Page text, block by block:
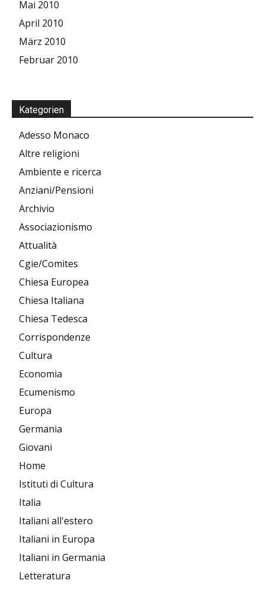
Mai 2010
April 2010
März 2010
Februar 2010
Kategorien
Adesso Monaco
Altre religioni
Ambiente e ricerca
Anziani/Pensioni
Archivio
Associazionismo
Attualità
Cgie/Comites
Chiesa Europea
Chiesa Italiana
Chiesa Tedesca
Corrispondenze
Cultura
Economia
Ecumenismo
Europa
Germania
Giovani
Home
Istituti di Cultura
Italia
Italiani all'estero
Italiani in Europa
Italiani in Germania
Letteratura